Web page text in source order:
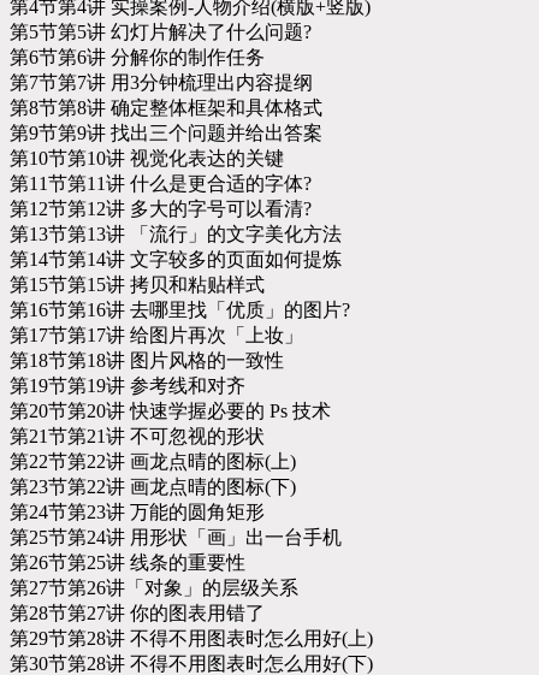
第4节第4讲 实操案例-人物介绍(横版+竖版)
第5节第5讲 幻灯片解决了什么问题?
第6节第6讲 分解你的制作任务
第7节第7讲 用3分钟梳理出内容提纲
第8节第8讲 确定整体框架和具体格式
第9节第9讲 找出三个问题并给出答案
第10节第10讲 视觉化表达的关键
第11节第11讲 什么是更合适的字体?
第12节第12讲 多大的字号可以看清?
第13节第13讲 「流行」的文字美化方法
第14节第14讲 文字较多的页面如何提炼
第15节第15讲 拷贝和粘贴样式
第16节第16讲 去哪里找「优质」的图片?
第17节第17讲 给图片再次「上妆」
第18节第18讲 图片风格的一致性
第19节第19讲 参考线和对齐
第20节第20讲 快速学握必要的 Ps 技术
第21节第21讲 不可忽视的形状
第22节第22讲 画龙点晴的图标(上)
第23节第22讲 画龙点晴的图标(下)
第24节第23讲 万能的圆角矩形
第25节第24讲 用形状「画」出一台手机
第26节第25讲 线条的重要性
第27节第26讲「对象」的层级关系
第28节第27讲 你的图表用错了
第29节第28讲 不得不用图表时怎么用好(上)
第30节第28讲 不得不用图表时怎么用好(下)